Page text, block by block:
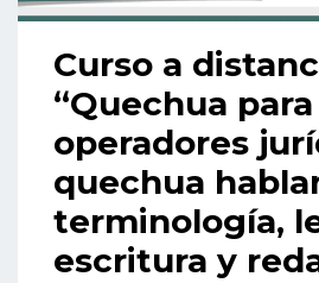
Curso a
“Quechua para
operadores
quechua
terminología,
escritura y